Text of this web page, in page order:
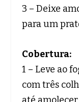
3 – Deixe
para um
Cobertura:
1 – Leve ao
com três